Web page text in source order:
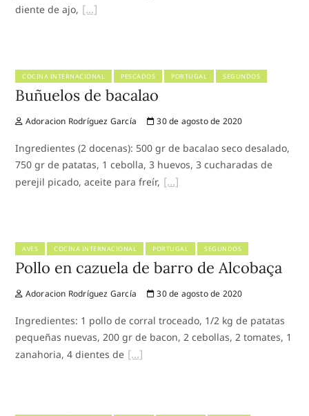
diente de ajo,
COCINA INTERNACIONAL PESCADOS PORTUGAL SEGUNDOS
Buñuelos de bacalao
Adoracion Rodríguez García 30 de agosto de 2020
Ingredientes (2 docenas): 500 gr de bacalao seco desalado,
750 gr de patatas, 1 cebolla, 3 huevos, 3 cucharadas de
perejil picado, aceite para freír,
AVES COCINA INTERNACIONAL PORTUGAL SEGUNDOS
Pollo en cazuela de barro de Alcobaça
Adoracion Rodríguez García 30 de agosto de 2020
Ingredientes: 1 pollo de corral troceado, 1/2 kg de patatas
pequeñas nuevas, 200 gr de bacon, 2 cebollas, 2 tomates, 1
zanahoria, 4 dientes de